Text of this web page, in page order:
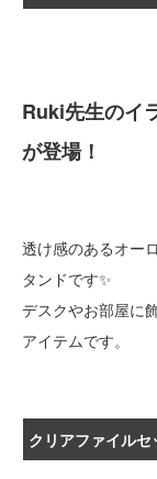
Ruki先生のイ
が登場！
透け感のあるオー
タンドです✨
デスクやお部屋に
アイテムです。
クリアファイルセ